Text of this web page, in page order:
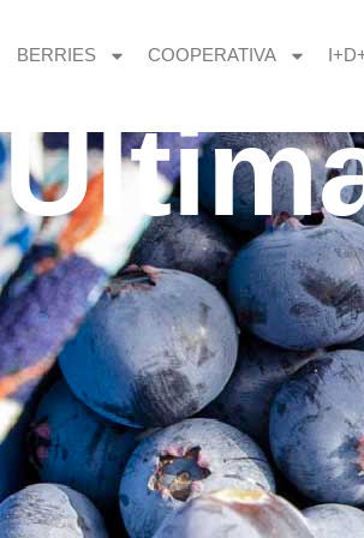
BERRIES COOPERATIVA